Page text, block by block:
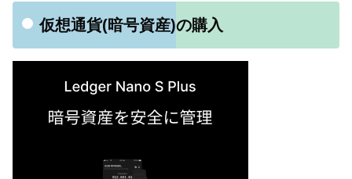
仮想通貨(暗号資産)の購入